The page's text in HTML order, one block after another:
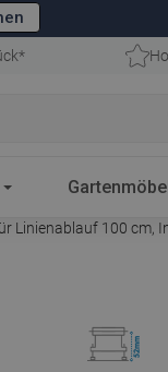
Linienablauf 100 cm,